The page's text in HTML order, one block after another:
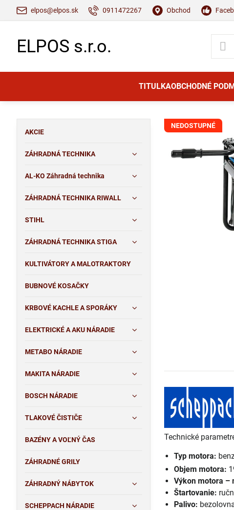
elpos@elpos.sk 0911472267 Obchod
ELPOS s.r.o.
TITULKAOBCHODNÉ
NEDOSTUPNÉ
Technické
Typ motora:
Objem motora:
Výkon motora –
Štartovanie:
Palivo:
AKCIE
ZÁHRADNÁ TECHNIKA
AL-KO Záhradná technika
ZÁHRADNÁ TECHNIKA RIWALL
STIHL
ZÁHRADNÁ TECHNIKA STIGA
KULTIVÁTORY A MALOTRAKTORY
BUBNOVÉ KOSAČKY
KRBOVÉ KACHLE A SPORÁKY
ELEKTRICKÉ A AKU NÁRADIE
METABO NÁRADIE
MAKITA NÁRADIE
BOSCH NÁRADIE
TLAKOVÉ ČISTIČE
BAZÉNY A VOĽNÝ ČAS
ZÁHRADNÉ GRILY
ZÁHRADNÝ NÁBYTOK
SCHEPPACH NÁRADIE